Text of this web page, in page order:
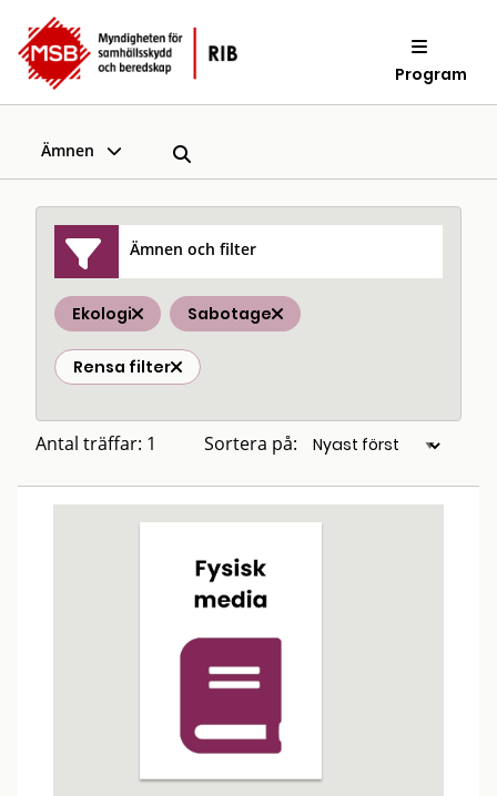
Program
Ämnen
Ämnen och filter
Ekologi Sabotage
Rensa filter
Antal träffar: 1 Sortera på: